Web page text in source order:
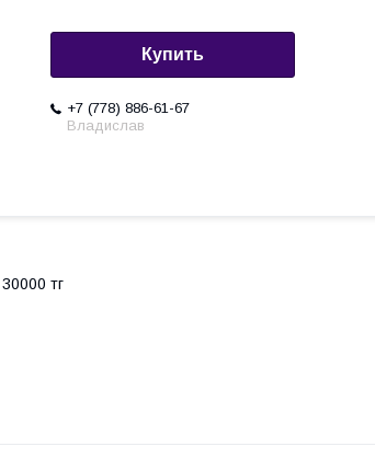
Купить
+7 (778) 886-61-67
Владислав
тг